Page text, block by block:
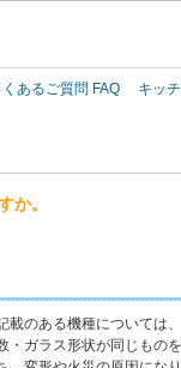
くあるご質問 FAQ キッ
か。
のある機種については
ガラス形状が同じもの